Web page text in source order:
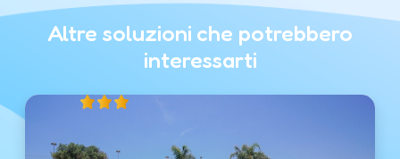
Altre soluzioni che potrebbero
interessarti